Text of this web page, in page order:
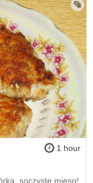
1 hour
soczyste mięso!